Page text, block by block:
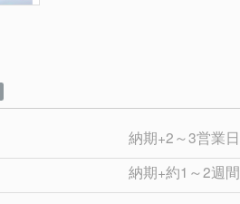
納期+2～3営業日
納期+約1～2週間